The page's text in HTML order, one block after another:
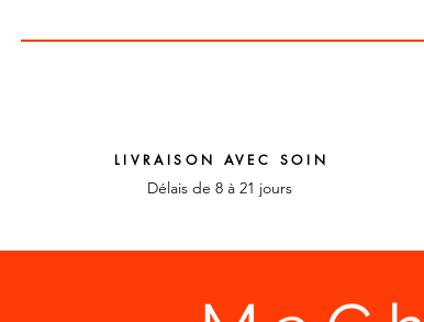
LIVRAISON AVEC SOIN
Délais de 8 à 21 jours